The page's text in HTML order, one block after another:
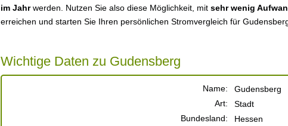
im Jahrwerden. Nutzen Sie also diese Möglichkeit, mit sehr wenig
erreichen und starten Sie Ihren persönlichen Stromvergleich für
Wichtige Daten zu Gudensberg
Name:
Gudensberg
Art:
Stadt
Bundesland:
Hessen